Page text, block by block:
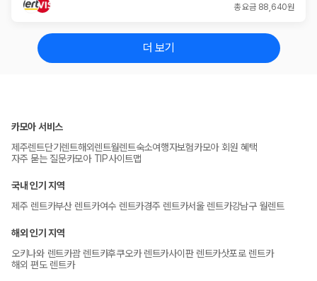
총 요금 88,640원
더 보기
카모아 서비스
제주렌트단기렌트해외렌트월렌트숙소여행자보험카모아 회원 혜택
자주 묻는 질문카모아 TIP사이트맵
국내 인기 지역
제주 렌트카부산 렌트카여수 렌트카경주 렌트카서울 렌트카강남구 월렌트
해외 인기 지역
오키나와 렌트카괌 렌트카후쿠오카 렌트카사이판 렌트카삿포로 렌트카
해외 편도 렌트카